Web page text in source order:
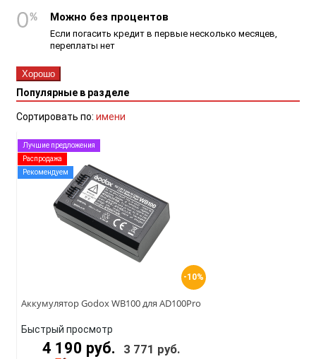
Можно без процентов
Если погасить кредит в первые несколько месяцев,
переплаты нет
Хорошо
Популярные в разделе
Сортировать по: имени
-10%
Лучшие предложения
Распродажа
Рекомендуем
Аккумулятор Godox WB100 для AD100Pro
Быстрый просмотр
4 190 руб. 3 771 руб.